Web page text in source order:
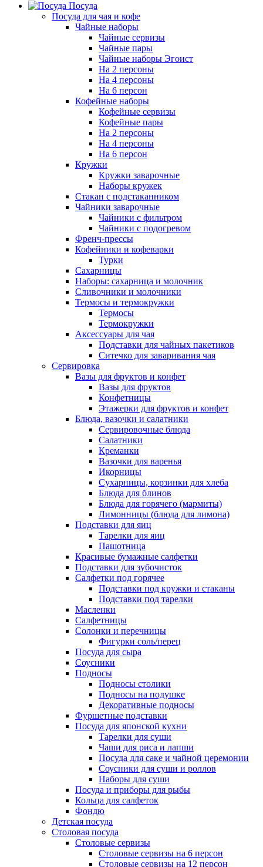
Посуда
Посуда для чая и кофе
Чайные наборы
Чайные сервизы
Чайные пары
Чайные наборы Эгоист
На 2 персоны
На 4 персоны
На 6 персон
Кофейные наборы
Кофейные сервизы
Кофейные пары
На 2 персоны
На 4 персоны
На 6 персон
Кружки
Кружки заварочные
Наборы кружек
Стакан с подстаканником
Чайники заварочные
Чайники с фильтром
Чайники с подогревом
Френч-прессы
Кофейники и кофеварки
Турки
Сахарницы
Наборы: сахарница и молочник
Сливочники и молочники
Термосы и термокружки
Термосы
Термокружки
Аксессуары для чая
Подставки для чайных пакетиков
Ситечко для заваривания чая
Сервировка
Вазы для фруктов и конфет
Вазы для фруктов
Конфетницы
Этажерки для фруктов и конфет
Блюда, вазочки и салатники
Сервировочные блюда
Салатники
Креманки
Вазочки для варенья
Икорницы
Сухарницы, корзинки для хлеба
Блюда для блинов
Блюда для горячего (мармиты)
Лимонницы (блюда для лимона)
Подставки для яиц
Тарелки для яиц
Пашотница
Красивые бумажные салфетки
Подставки для зубочисток
Салфетки под горячее
Подставки под кружки и стаканы
Подставки под тарелки
Масленки
Салфетницы
Солонки и перечницы
Фигурки соль/перец
Посуда для сыра
Соусники
Подносы
Подносы столики
Подносы на подушке
Декоративные подносы
Фуршетные подставки
Посуда для японской кухни
Тарелки для суши
Чаши для риса и лапши
Посуда для саке и чайной церемонии
Соусники для суши и роллов
Наборы для суши
Посуда и приборы для рыбы
Кольца для салфеток
Фондю
Детская посуда
Столовая посуда
Столовые сервизы
Столовые сервизы на 6 персон
Столовые сервизы на 12 персон